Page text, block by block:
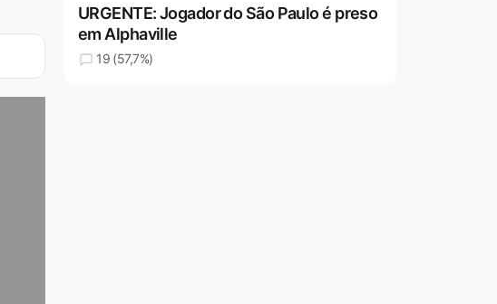
URGENTE: Jogador do São Paulo é preso
em Alphaville
19 (57,7%)